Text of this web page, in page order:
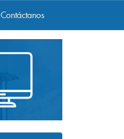
Contáctanos